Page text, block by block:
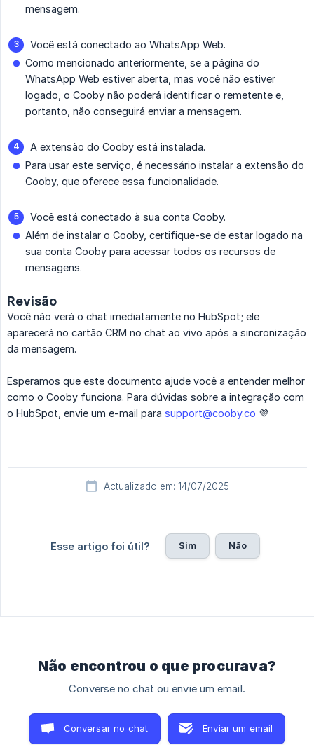
mensagem.
Você está conectado ao WhatsApp Web.
Como mencionado anteriormente, se a página do
WhatsApp Web estiver aberta, mas você não estiver
logado, o Cooby não poderá identificar o remetente e,
portanto, não conseguirá enviar a mensagem.
A extensão do Cooby está instalada.
Para usar este serviço, é necessário instalar a extensão do
Cooby, que oferece essa funcionalidade.
Você está conectado à sua conta Cooby.
Além de instalar o Cooby, certifique-se de estar logado na
sua conta Cooby para acessar todos os recursos de
mensagens.
Revisão
Você não verá o chat imediatamente no HubSpot; ele
aparecerá no cartão CRM no chat ao vivo após a sincronização
da mensagem.
Esperamos que este documento ajude você a entender melhor
como o Cooby funciona. Para dúvidas sobre a integração com
o HubSpot, envie um e-mail para support@cooby.co 💜
Actualizado em: 14/07/2025
Esse artigo foi útil? Sim Não
Não encontrou o que procurava?
Converse no chat ou envie um email.
Conversar no chat Enviar um email